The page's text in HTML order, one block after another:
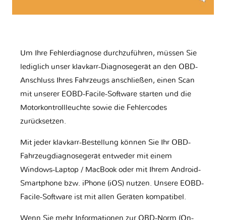
Um Ihre Fehlerdiagnose durchzuführen, müssen Sie
lediglich unser klavkarr-Diagnosegerät an den OBD-
Anschluss Ihres Fahrzeugs anschließen, einen Scan
mit unserer EOBD-Facile-Software starten und die
Motorkontrollleuchte sowie die Fehlercodes
zurücksetzen.
Mit jeder klavkarr-Bestellung können Sie Ihr OBD-
Fahrzeugdiagnosegerät entweder mit einem
Windows-Laptop / MacBook oder mit Ihrem Android-
Smartphone bzw. iPhone (iOS) nutzen. Unsere EOBD-
Facile-Software ist mit allen Geräten kompatibel.
Wenn Sie mehr Informationen zur OBD-Norm (On-